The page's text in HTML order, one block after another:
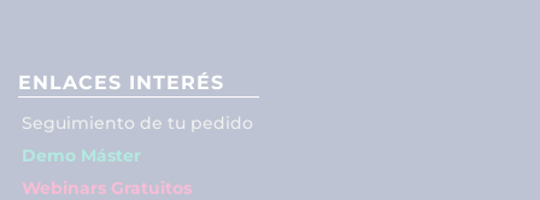
ENLACES INTERÉS
Seguimiento de tu pedido
Demo Máster
Webinars Gratuitos